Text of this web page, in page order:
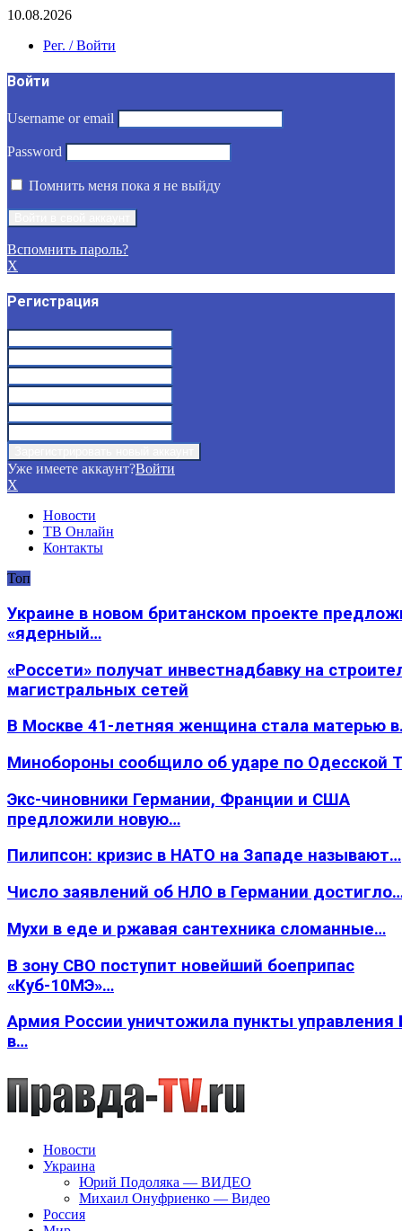
10.08.2026
Рег. / Войти
Войти
Username or email
Password
Помнить меня пока я не выйду
Вспомнить пароль?
X
Регистрация
Уже имеете аккаунт?Войти
X
Новости
ТВ Онлайн
Контакты
Топ
Украине в новом британском проекте
«ядерный…
«Россети» получат инвестнадбавку на
магистральных сетей
В Москве 41-летняя женщина стала матерью
Минобороны сообщило об ударе по Одесской
Экс-чиновники Германии, Франции и США
предложили новую…
Пилипсон: кризис в НАТО на Западе называют…
Число заявлений об НЛО в Германии
Мухи в еде и ржавая сантехника сломанные…
В зону СВО поступит новейший боеприпас
«Куб-10МЭ»…
Армия России уничтожила пункты
в…
Новости
Украина
Юрий Подоляка — ВИДЕО
Михаил Онуфриенко — Видео
Россия